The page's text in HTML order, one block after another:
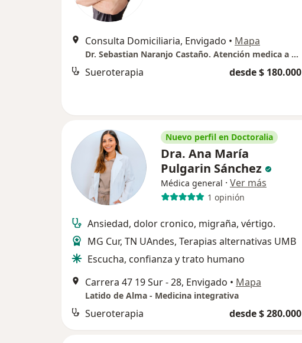
Consulta Domiciliaria, Envigado • Mapa
Dr. Sebastian Naranjo Castaño. Atención medica a domicilio
Sueroterapia desde $ 180.000
Nuevo perfil en Doctoralia
Dra. Ana María
Pulgarin Sánchez
Médica general · Ver más
1 opinión
Ansiedad, dolor cronico, migraña, vértigo.
MG Cur, TN UAndes, Terapias alternativas UMB
Escucha, confianza y trato humano
Carrera 47 19 Sur - 28, Envigado • Mapa
Latido de Alma - Medicina integrativa
Sueroterapia desde $ 280.000